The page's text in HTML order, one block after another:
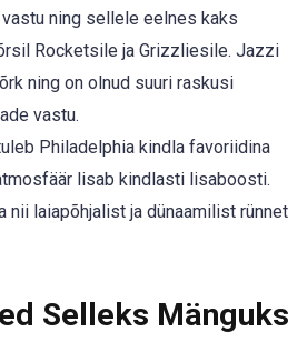
ning sellele eelnes kaks
Rocketsile ja Grizzliesile. Jazzi
ning on olnud suuri raskusi
vastu.
Philadelphia kindla favoriidina
lisab kindlasti lisaboosti.
nii laiapõhjalist ja dünaamilist rünnet
Selleks Mänguks